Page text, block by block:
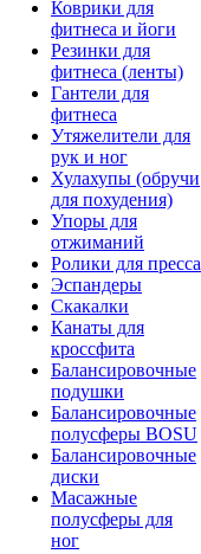
Коврики для
фитнеса и йоги
Резинки для
фитнеса (ленты)
Гантели для
фитнеса
Утяжелители для
рук и ног
Хулахупы (обручи
для похудения)
Упоры для
отжиманий
Ролики для пресса
Эспандеры
Скакалки
Канаты для
кроссфита
Балансировочные
подушки
Балансировочные
полусферы BOSU
Балансировочные
диски
Масажные
полусферы для
ног